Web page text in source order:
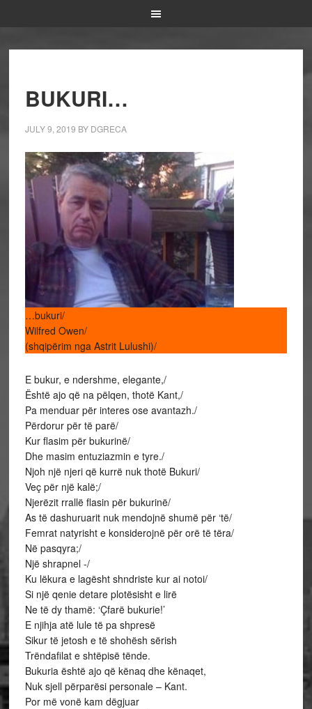
BUKURI…
JULY 9, 2019 BY DGRECA
…bukuri/
Wilfred Owen/
(shqipërim nga Astrit Lulushi)/
E bukur, e ndershme, elegante,/
Është ajo që na pëlqen, thotë Kant,/
Pa menduar për interes ose avantazh./
Përdorur për të parë/
Kur flasim për bukurinë/
Dhe masim entuziazmin e tyre./
Njoh një njeri që kurrë nuk thotë Bukuri/
Veç për një kalë;/
Njerëzit rrallë flasin për bukurinë/
As të dashuruarit nuk mendojnë shumë për ‘të/
Femrat natyrisht e konsiderojnë për orë të tëra/
Në pasqyra;/
Një shrapnel -/
Ku lëkura e lagësht shndriste kur ai notoi/
Si një qenie detare plotësisht e lirë
Ne të dy thamë: ‘Çfarë bukurie!’
E njihja atë lule të pa shpresë
Sikur të jetosh e të shohësh sërish
Trëndafilat e shtëpisë tënde.
Bukuria është ajo që kënaq dhe kënaqet,
Nuk sjell përparësi personale – Kant.
Por më vonë kam dëgjuar